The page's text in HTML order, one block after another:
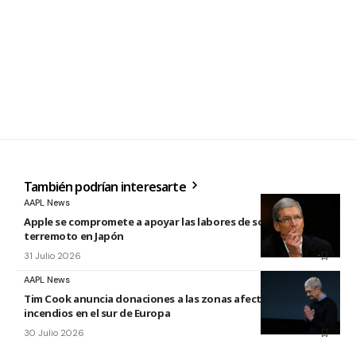
También podrían interesarte
AAPL News
Apple se compromete a apoyar las labores de socorro tras el
terremoto en Japón
31 Julio 2026
AAPL News
Tim Cook anuncia donaciones a las zonas afectadas por los
incendios en el sur de Europa
30 Julio 2026